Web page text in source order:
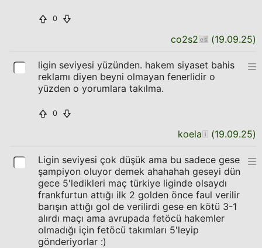
0
co2s2 (19.09.25)
ligin seviyesi yüzünden. hakem siyaset bahis
reklamı diyen beyni olmayan fenerlidir o
yüzden o yorumlara takılma.
0
koela (19.09.25)
Ligin seviyesi çok düşük ama bu sadece gese
şampiyon oluyor demek ahahahah geseyi dün
gece 5'ledikleri maç türkiye liginde olsaydı
frankfurtun attığı ilk 2 golden önce faul verilir
barışın attığı gol de verilirdi gese en kötü 3-1
alırdı maçı ama avrupada fetöcü hakemler
olmadığı için fetöcü takımları 5'leyip
gönderiyorlar :)